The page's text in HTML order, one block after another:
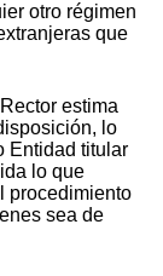
otro régimen
que
estima
lo
Entidad titular
lo que
procedimiento
sea de